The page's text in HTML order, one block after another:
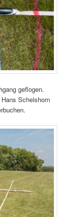
geflogen.
Schelshorn